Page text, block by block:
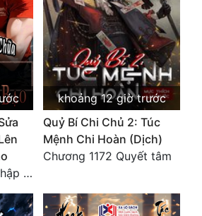
Chương 2410 Gia nhập là chuyện không thể nào!!
khoảng 12 giờ trước
Quỷ Bí Chi Chủ 2: Túc
Mệnh Chi Hoàn (Dịch)
Chương 1172 Quyết tâm